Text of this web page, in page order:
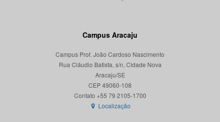
Campus Aracaju
Campus Prof. João Cardoso Nascimento
Rua Cláudio Batista, s/n, Cidade Nova
Aracaju/SE
CEP 49060-108
Localização